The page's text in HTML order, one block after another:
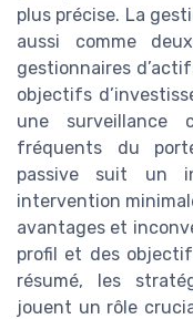
plus précise. La
aussi comme
gestionnaires
objectifs
une surveillance
fréquents du
passive suit un
intervention
avantages et
profil et des
résumé, les
jouent un rôle